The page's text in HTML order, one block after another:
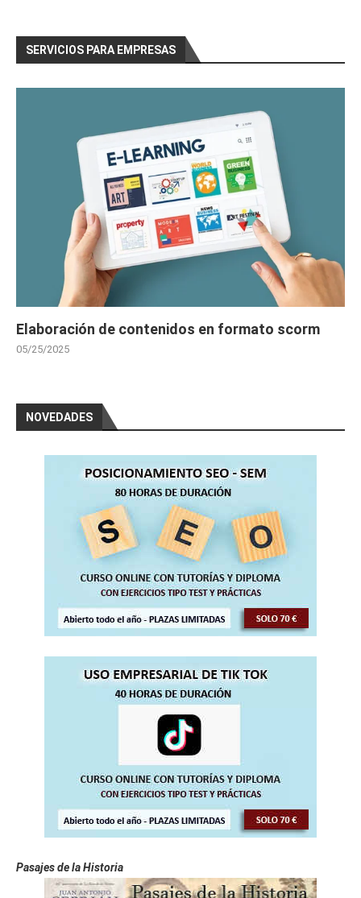
SERVICIOS PARA EMPRESAS
Elaboración de contenidos en formato scorm
05/25/2025
NOVEDADES
Pasajes de la Historia